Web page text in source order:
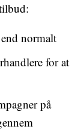
normalt
for at
på